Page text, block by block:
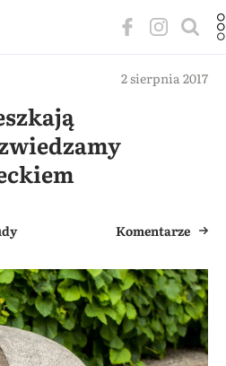
2 sierpnia 2017
Komentarze